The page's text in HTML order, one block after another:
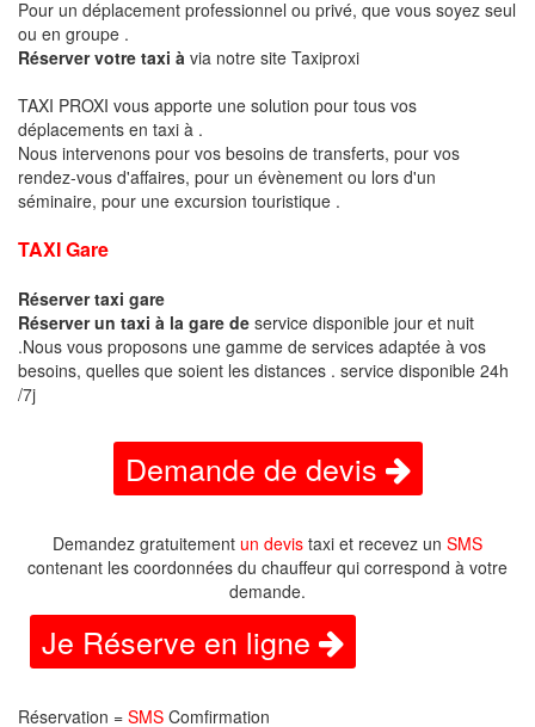
Pour un déplacement professionnel ou privé, que vous soyez seul
ou en groupe .
Réserver votre taxi à via notre site Taxiproxi
TAXI PROXI vous apporte une solution pour tous vos
déplacements en taxi à .
Nous intervenons pour vos besoins de transferts, pour vos
rendez-vous d'affaires, pour un évènement ou lors d'un
séminaire, pour une excursion touristique .
TAXI Gare
Réserver taxi gare
Réserver un taxi à la gare de service disponible jour et nuit
.Nous vous proposons une gamme de services adaptée à vos
besoins, quelles que soient les distances . service disponible 24h
/7j
Demande de devis
Demandez gratuitement un devis taxi et recevez un SMS
contenant les coordonnées du chauffeur qui correspond à votre
demande.
Je Réserve en ligne
Réservation = SMS Comfirmation